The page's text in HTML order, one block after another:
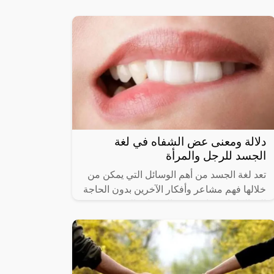
الارتياح أو الإحراج في مواقف
دلالة ومعنى عض الشفاه في لغة
الجسد للرجل والمرأة
تعد لغة الجسد من أهم الوسائل التي يمكن من
خلالها فهم مشاعر وأفكار الآخرين بدون الحاجة
انتباه الكثيرين هي “عض الشفاه”.